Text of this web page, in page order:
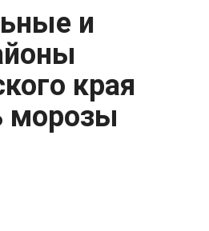
и
края
морозы